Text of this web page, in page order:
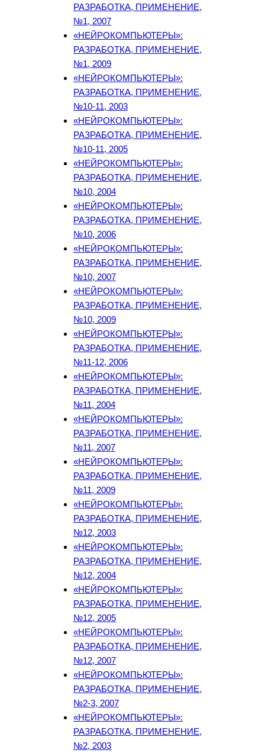
РАЗРАБОТКА, ПРИМЕНЕНИЕ,
№1, 2007
«НЕЙРОКОМПЬЮТЕРЫ»:
РАЗРАБОТКА, ПРИМЕНЕНИЕ,
№1, 2009
«НЕЙРОКОМПЬЮТЕРЫ»:
РАЗРАБОТКА, ПРИМЕНЕНИЕ,
№10-11, 2003
«НЕЙРОКОМПЬЮТЕРЫ»:
РАЗРАБОТКА, ПРИМЕНЕНИЕ,
№10-11, 2005
«НЕЙРОКОМПЬЮТЕРЫ»:
РАЗРАБОТКА, ПРИМЕНЕНИЕ,
№10, 2004
«НЕЙРОКОМПЬЮТЕРЫ»:
РАЗРАБОТКА, ПРИМЕНЕНИЕ,
№10, 2006
«НЕЙРОКОМПЬЮТЕРЫ»:
РАЗРАБОТКА, ПРИМЕНЕНИЕ,
№10, 2007
«НЕЙРОКОМПЬЮТЕРЫ»:
РАЗРАБОТКА, ПРИМЕНЕНИЕ,
№10, 2009
«НЕЙРОКОМПЬЮТЕРЫ»:
РАЗРАБОТКА, ПРИМЕНЕНИЕ,
№11-12, 2006
«НЕЙРОКОМПЬЮТЕРЫ»:
РАЗРАБОТКА, ПРИМЕНЕНИЕ,
№11, 2004
«НЕЙРОКОМПЬЮТЕРЫ»:
РАЗРАБОТКА, ПРИМЕНЕНИЕ,
№11, 2007
«НЕЙРОКОМПЬЮТЕРЫ»:
РАЗРАБОТКА, ПРИМЕНЕНИЕ,
№11, 2009
«НЕЙРОКОМПЬЮТЕРЫ»:
РАЗРАБОТКА, ПРИМЕНЕНИЕ,
№12, 2003
«НЕЙРОКОМПЬЮТЕРЫ»:
РАЗРАБОТКА, ПРИМЕНЕНИЕ,
№12, 2004
«НЕЙРОКОМПЬЮТЕРЫ»:
РАЗРАБОТКА, ПРИМЕНЕНИЕ,
№12, 2005
«НЕЙРОКОМПЬЮТЕРЫ»:
РАЗРАБОТКА, ПРИМЕНЕНИЕ,
№12, 2007
«НЕЙРОКОМПЬЮТЕРЫ»:
РАЗРАБОТКА, ПРИМЕНЕНИЕ,
№2-3, 2007
«НЕЙРОКОМПЬЮТЕРЫ»:
РАЗРАБОТКА, ПРИМЕНЕНИЕ,
№2, 2003